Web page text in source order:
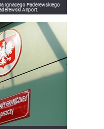
Ignacego Paderewskiego
Airport.